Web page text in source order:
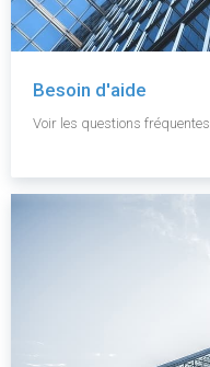
Besoin d'aide
Voir les questions fréquentes.